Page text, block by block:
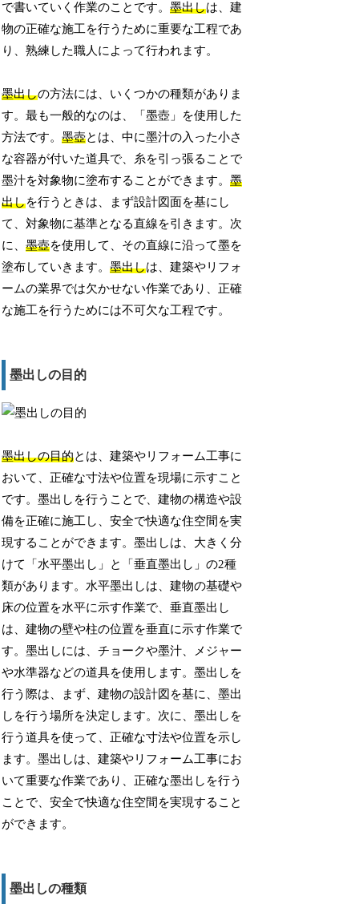
で書いていく作業のことです。墨出しは、建
物の正確な施工を行うために重要な工程であ
り、熟練した職人によって行われます。
墨出しの方法には、いくつかの種類がありま
す。最も一般的なのは、「墨壺」を使用した
方法です。墨壺とは、中に墨汁の入った小さ
な容器が付いた道具で、糸を引っ張ることで
墨汁を対象物に塗布することができます。墨
出しを行うときは、まず設計図面を基にし
て、対象物に基準となる直線を引きます。次
に、墨壺を使用して、その直線に沿って墨を
塗布していきます。墨出しは、建築やリフォ
ームの業界では欠かせない作業であり、正確
な施工を行うためには不可欠な工程です。
墨出しの目的
墨出しの目的とは、建築やリフォーム工事に
おいて、正確な寸法や位置を現場に示すこと
です。墨出しを行うことで、建物の構造や設
備を正確に施工し、安全で快適な住空間を実
現することができます。墨出しは、大きく分
けて「水平墨出し」と「垂直墨出し」の2種
類があります。水平墨出しは、建物の基礎や
床の位置を水平に示す作業で、垂直墨出し
は、建物の壁や柱の位置を垂直に示す作業で
す。墨出しには、チョークや墨汁、メジャー
や水準器などの道具を使用します。墨出しを
行う際は、まず、建物の設計図を基に、墨出
しを行う場所を決定します。次に、墨出しを
行う道具を使って、正確な寸法や位置を示し
ます。墨出しは、建築やリフォーム工事にお
いて重要な作業であり、正確な墨出しを行う
ことで、安全で快適な住空間を実現すること
ができます。
墨出しの種類